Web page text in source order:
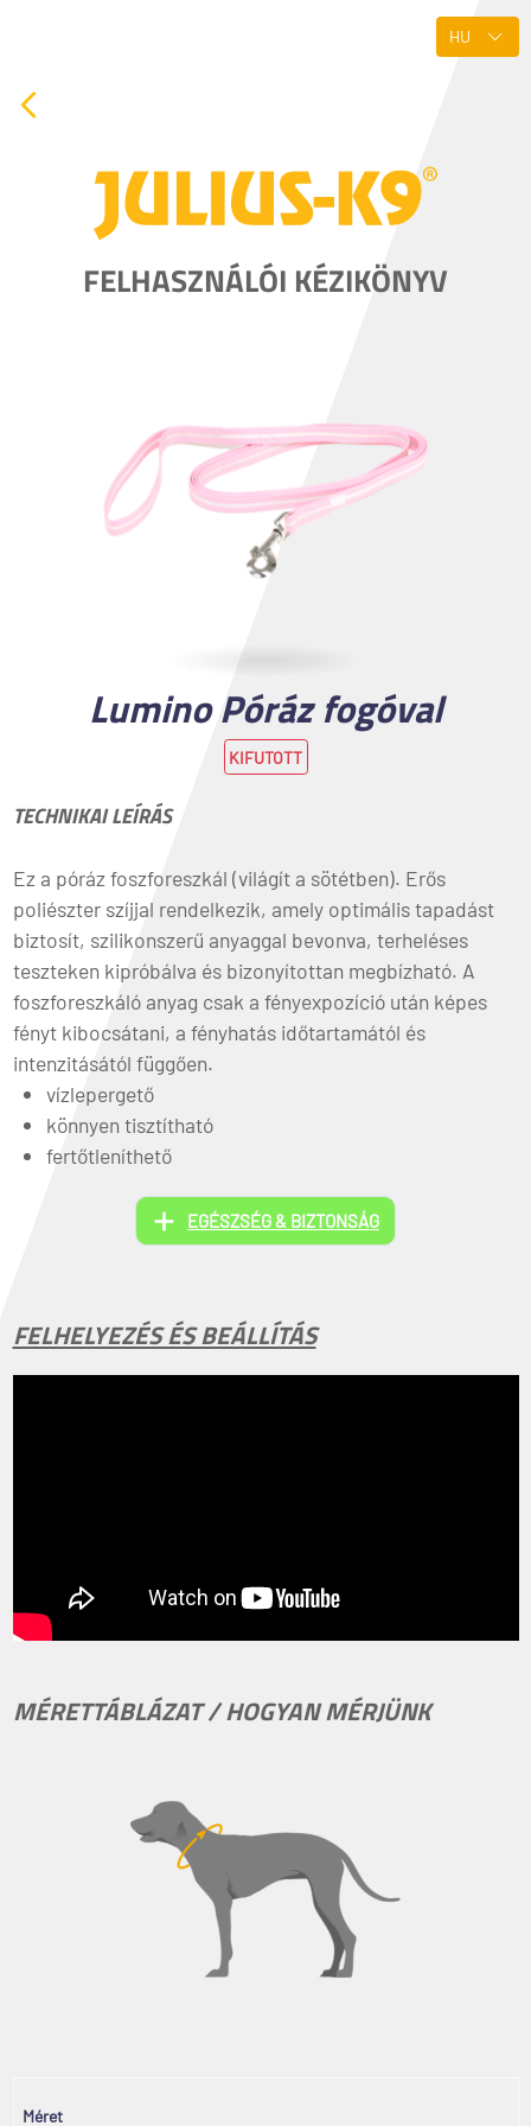
FELHASZNÁLÓI KÉZIKÖNYV
Lumino Póráz fogóval
KIFUTOTT
TECHNIKAI LEÍRÁS
Ez a póráz foszforeszkál (világít a sötétben). Erős
poliészter szíjjal rendelkezik, amely optimális tapadást
biztosít, szilikonszerű anyaggal bevonva, terheléses
teszteken kipróbálva és bizonyítottan megbízható. A
foszforeszkáló anyag csak a fényexpozíció után képes
fényt kibocsátani, a fényhatás időtartamától és
intenzitásától függően.
vízlepergető
könnyen tisztítható
fertőtleníthető
EGÉSZSÉG & BIZTONSÁG
FELHELYEZÉS ÉS BEÁLLÍTÁS
MÉRETTÁBLÁZAT / HOGYAN MÉRJÜNK
Méret